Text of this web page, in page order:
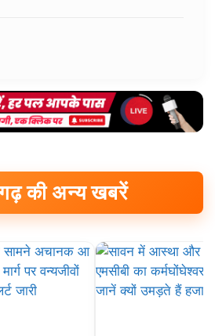
की अन्य खबरें